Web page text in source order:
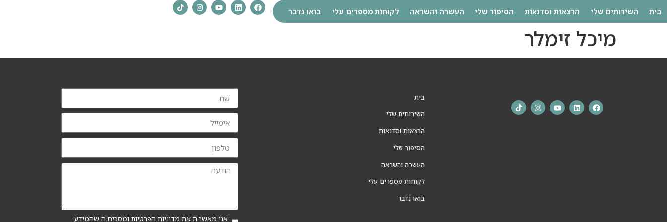
בית השירותים שלי הרצאות וסדנאות הסיפור שלי העשרה והשראה לקוחות מספרים עלי בואו נדבר
מיכל זימלר
בית
השירותים שלי
הרצאות וסדנאות
הסיפור שלי
העשרה והשראה
לקוחות מספרים עלי
בואו נדבר
אני מאשר.ת את מדיניות הפרטיות ומסכים.ה שהמידע